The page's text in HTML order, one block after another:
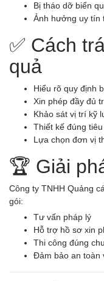
Bị tháo dỡ biển
Ảnh hưởng uy tín
✅ Cách
quả
Hiểu rõ quy định
Xin phép đầy đủ
Khảo sát vị trí kỹ
Thiết kế đúng
Lựa chọn đơn vị
🏆 Giải
Công ty TNHH Quảng
gói:
Tư vấn pháp lý
Hỗ trợ hồ sơ xin
Thi công đúng
Đảm bảo an toàn